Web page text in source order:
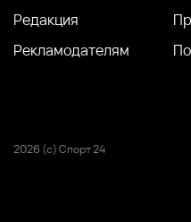
Редакция
Рекламодателям
2026 (с) Спорт 24